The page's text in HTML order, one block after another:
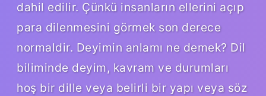
dahil edilir. Çünkü insanların ellerini açıp
para dilenmesini görmek son derece
normaldir. Deyimin anlamı ne demek? Dil
biliminde deyim, kavram ve durumları
hoş bir dille veya belirli bir yapı veya söz